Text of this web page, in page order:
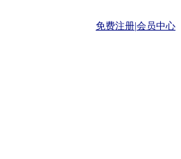
免费注册| 会员中心